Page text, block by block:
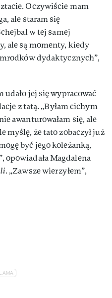
Oczywiście mam
ale staram się
w tej samej
ale są momenty, kiedy
dydaktycznych”,
udało jej się wypracować
z tatą. „Byłam cichym
awanturowałam się, ale
myślę, że tato zobaczył już
być jego koleżanką,
opowiadała Magdalena
. „Zawsze wierzyłem”,